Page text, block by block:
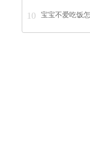
10 宝宝不爱吃饭